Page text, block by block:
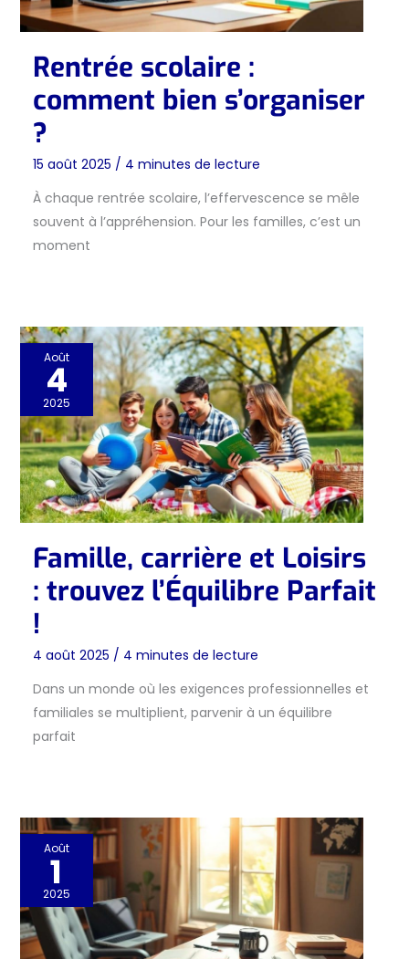
Rentrée scolaire :
comment bien s’organiser
?
15 août 2025 / 4 minutes de lecture
À chaque rentrée scolaire, l’effervescence se mêle
souvent à l’appréhension. Pour les familles, c’est un
moment
Août
4
2025
Famille, carrière et Loisirs
: trouvez l’Équilibre Parfait
!
4 août 2025 / 4 minutes de lecture
Dans un monde où les exigences professionnelles et
familiales se multiplient, parvenir à un équilibre
parfait
Août
1
2025